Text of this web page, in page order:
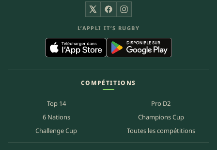
X FacebookInstagram
L’APPLI IT’S RUGBY
COMPÉTITIONS
Top 14
Pro D2
6 Nations
Champions Cup
Challenge Cup
Toutes les compétitions